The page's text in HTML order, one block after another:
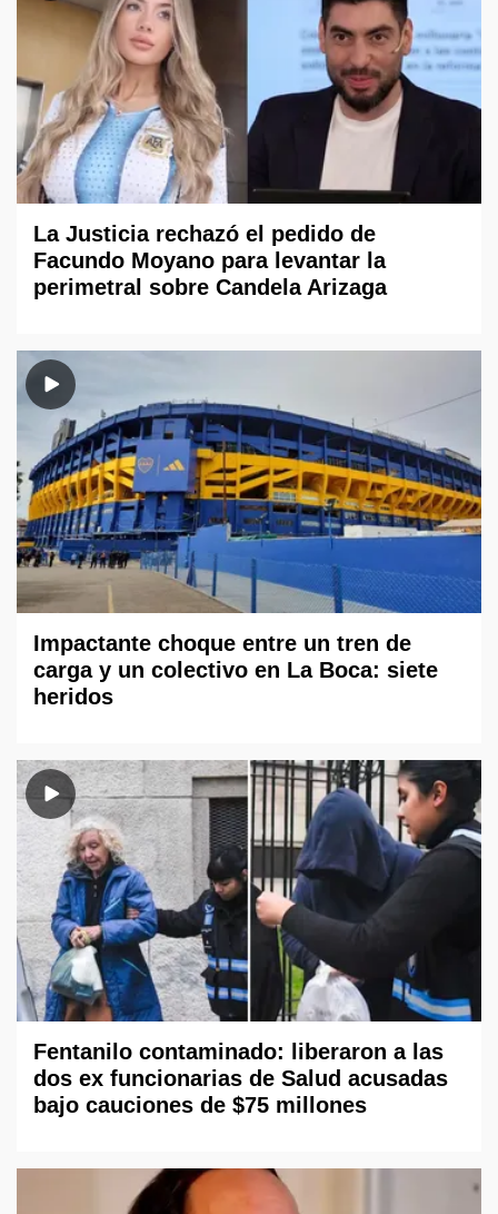
La Justicia rechazó el pedido de
Facundo Moyano para levantar la
perimetral sobre Candela Arizaga
Impactante choque entre un tren de
carga y un colectivo en La Boca: siete
heridos
Fentanilo contaminado: liberaron a las
dos ex funcionarias de Salud acusadas
bajo cauciones de $75 millones